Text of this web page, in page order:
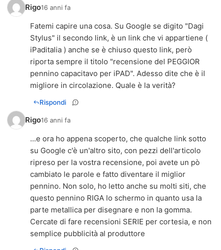
Rigo16 anni fa
Fatemi capire una cosa. Su Google se digito "Dagi
Stylus" il secondo link, è un link che vi appartiene (
iPaditalia ) anche se è chiuso questo link, però
riporta sempre il titolo "recensione del PEGGIOR
pennino capacitavo per iPAD". Adesso dite che è il
migliore in circolazione. Quale è la verità?
Rispondi
Rigo16 anni fa
...e ora ho appena scoperto, che qualche link sotto
su Google c'è un'altro sito, con pezzi dell'articolo
ripreso per la vostra recensione, poi avete un pò
cambiato le parole e fatto diventare il miglior
pennino. Non solo, ho letto anche su molti siti, che
questo pennino RIGA lo schermo in quanto usa la
parte metallica per disegnare e non la gomma.
Cercate di fare recensioni SERIE per cortesia, e non
semplice pubblicità al produttore